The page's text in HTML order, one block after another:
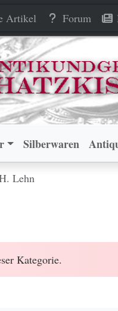
Artikel Forum
Silberwaren
Lehn
Kategorie.